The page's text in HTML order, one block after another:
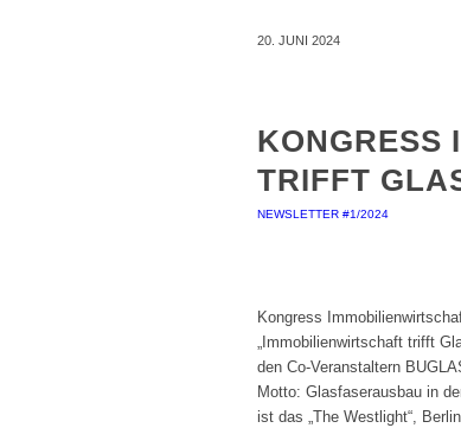
20. JUNI 2024
KONGRESS
TRIFFT
NEWSLETTER #1/2024
Kongress
„Immobilienwirtschaft trifft
den Co-Veranstaltern
Motto: Glasfaserausbau in
ist das „The Westlight“,